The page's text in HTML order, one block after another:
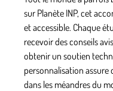
sur Planète INP, cet
et accessible. Chaque
recevoir des conseils
obtenir un soutien
personnalisation assure
dans les méandres du